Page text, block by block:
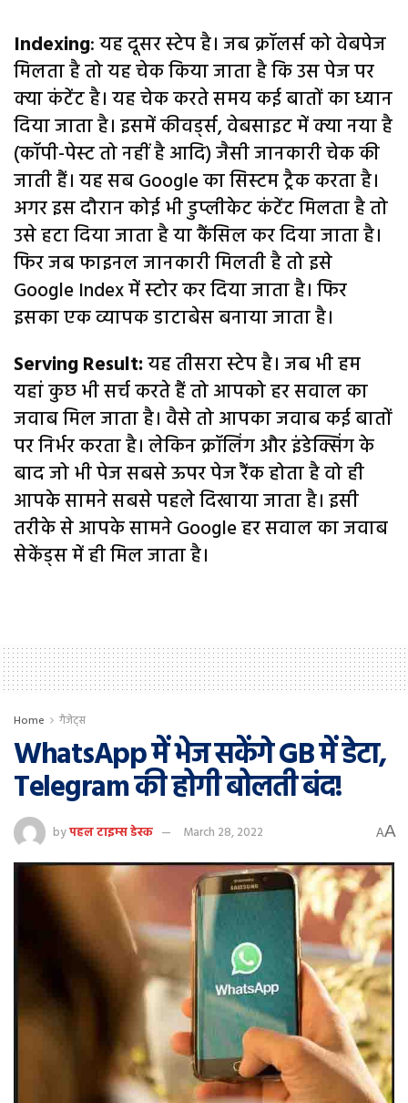
Indexing: यह दूसर स्टेप है। जब क्रॉलर्स को वेबपेज
मिलता है तो यह चेक किया जाता है कि उस पेज पर
क्या कंटेंट है। यह चेक करते समय कई बातों का ध्यान
दिया जाता है। इसमें कीवर्ड्स, वेबसाइट में क्या नया है
(कॉपी-पेस्ट तो नहीं है आदि) जैसी जानकारी चेक की
जाती हैं। यह सब Google का सिस्टम ट्रैक करता है।
अगर इस दौरान कोई भी डुप्लीकेट कंटेंट मिलता है तो
उसे हटा दिया जाता है या कैंसिल कर दिया जाता है।
फिर जब फाइनल जानकारी मिलती है तो इसे
Google Index में स्टोर कर दिया जाता है। फिर
इसका एक व्यापक डाटाबेस बनाया जाता है।
Serving Result:यह तीसरा स्टेप है। जब भी हम
यहां कुछ भी सर्च करते हैं तो आपको हर सवाल का
जवाब मिल जाता है। वैसे तो आपका जवाब कई बातों
पर निर्भर करता है। लेकिन क्रॉलिंग और इंडेक्सिंग के
बाद जो भी पेज सबसे ऊपर पेज रैंक होता है वो ही
आपके सामने सबसे पहले दिखाया जाता है। इसी
तरीके से आपके सामने Google हर सवाल का जवाब
सेकेंड्स में ही मिल जाता है।
Home गैजेट्स
WhatsApp में भेज सकेंगे GB में डेटा,
Telegram की होगी बोलती बंद!
byपहल टाइम्स डेस्क March 28, 2022 AA